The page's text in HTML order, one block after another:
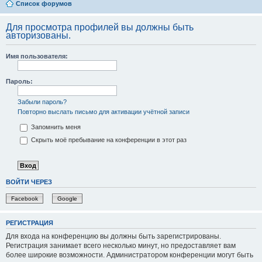
Список форумов
Для просмотра профилей вы должны быть
авторизованы.
Имя пользователя:
Пароль:
Забыли пароль?
Повторно выслать письмо для активации учётной записи
Запомнить меня
Скрыть моё пребывание на конференции в этот раз
ВОЙТИ ЧЕРЕЗ
Facebook Google
РЕГИСТРАЦИЯ
Для входа на конференцию вы должны быть зарегистрированы.
Регистрация занимает всего несколько минут, но предоставляет вам
более широкие возможности. Администратором конференции могут быть